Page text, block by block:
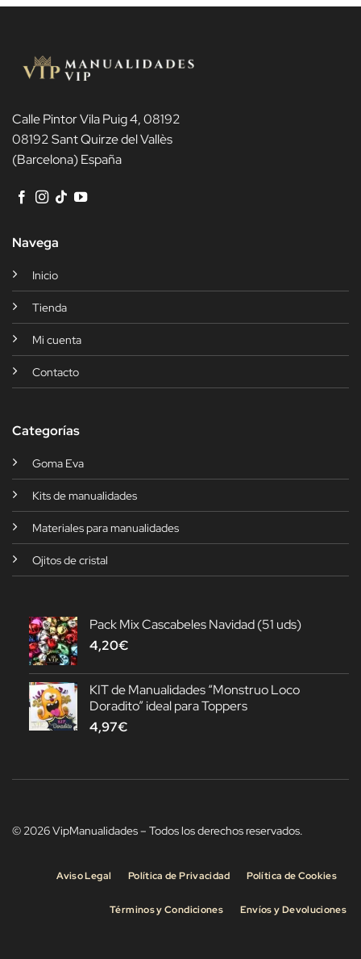
Calle Pintor Vila Puig 4, 08192
08192 Sant Quirze del Vallès
(Barcelona) España
Navega
Inicio
Tienda
Mi cuenta
Contacto
Categorías
Goma Eva
Kits de manualidades
Materiales para manualidades
Ojitos de cristal
Pack Mix Cascabeles Navidad (51 uds)
4,20€
KIT de Manualidades “Monstruo Loco
Doradito” ideal para Toppers
4,97€
© 2026 VipManualidades – Todos los derechos reservados.
Aviso Legal Política de Privacidad Política de Cookies
Términos y Condiciones Envíos y Devoluciones